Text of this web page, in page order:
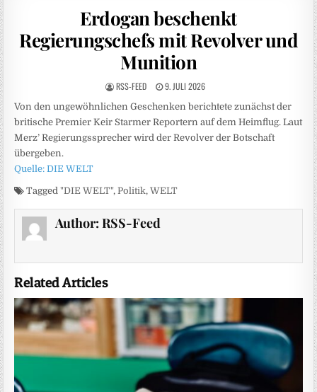
Erdogan beschenkt
Regierungschefs mit Revolver und
Munition
RSS-FEED 9. JULI 2026
Von den ungewöhnlichen Geschenken berichtete zunächst der
britische Premier Keir Starmer Reportern auf dem Heimflug. Laut
Merz’ Regierungssprecher wird der Revolver der Botschaft
übergeben.
Quelle: DIE WELT
Tagged"DIE WELT",Politik,WELT
Author: RSS-Feed
Related Articles